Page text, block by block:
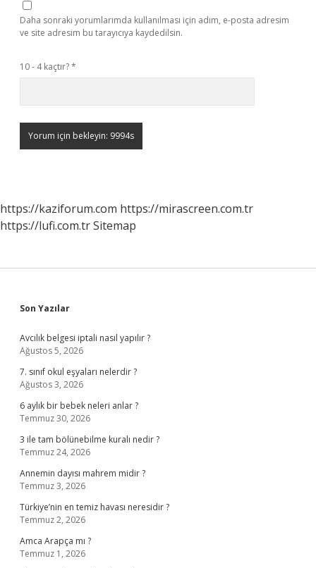
Daha sonraki yorumlarımda kullanılması için adım, e-posta adresim
ve site adresim bu tarayıcıya kaydedilsin.
10 - 4 kaçtır?*
https://kaziforum.com https://mirascreen.com.tr
https://lufi.com.trSitemap
Sidebar
Son Yazılar
Avcılık belgesi iptali nasıl yapılır ?
Ağustos 5, 2026
7. sınıf okul eşyaları nelerdir ?
Ağustos 3, 2026
6 aylık bir bebek neleri anlar ?
Temmuz 30, 2026
3 ile tam bölünebilme kuralı nedir ?
Temmuz 24, 2026
Annemin dayısı mahrem midir ?
Temmuz 3, 2026
Türkiye’nin en temiz havası neresidir ?
Temmuz 2, 2026
Amca Arapça mı ?
Temmuz 1, 2026